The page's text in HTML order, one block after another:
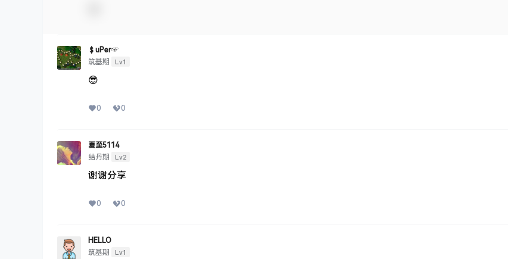
＄uΡer☞
筑基期
Lv1
😎
0 0
夏至5114
结丹期
Lv2
谢谢分享
0 0
HELLO
筑基期
Lv1